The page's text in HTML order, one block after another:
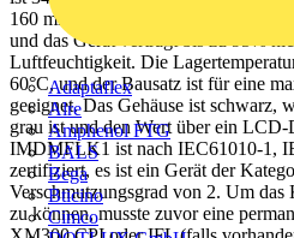
Adaptaflex
Alre
Amphenol FTG
BALS
Bega
Bticino
Cimco
160 mm. Die Betriebstemperatur
und das Gerät verträgt bis zu 95%
Luftfeuchtigkeit. Die
60°C, und der Bausatz ist für eine
geeignet. Das Gehäuse ist schwarz,
grau ist und den Wert über ein
IMDMFLK1 ist nach IEC61010-1,
zertifiziert, es ist ein Gerät der
Verschmutzungsgrad von 2. Um
zu können, musste zuvor eine